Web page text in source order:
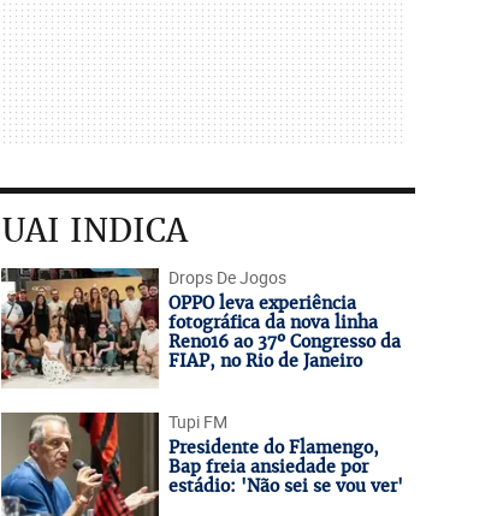
UAI INDICA
Drops De Jogos
OPPO leva experiência
fotográfica da nova linha
Reno16 ao 37º Congresso da
FIAP, no Rio de Janeiro
Tupi FM
Presidente do Flamengo,
Bap freia ansiedade por
estádio: 'Não sei se vou ver'